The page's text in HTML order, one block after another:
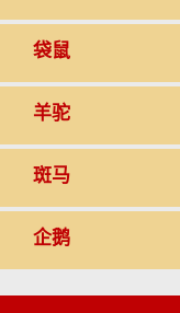
袋鼠
羊驼
斑马
企鹅